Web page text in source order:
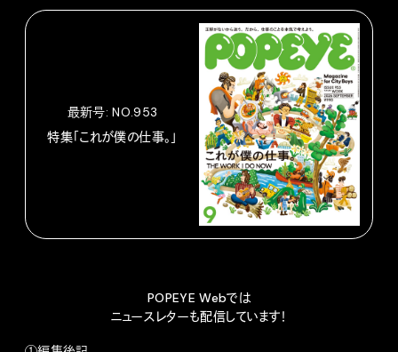
最新号: NO.953
特集「これが僕の仕事。」
POPEYE Webでは
ニュースレターも配信しています！